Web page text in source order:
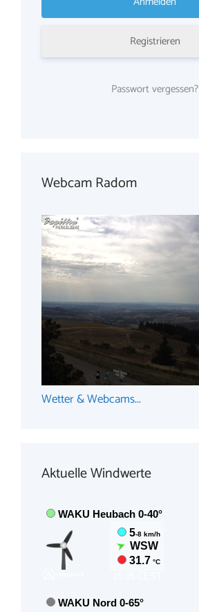
Registrieren
Passwort vergessen?
Webcam Radom
Wetter & Webcams...
Aktuelle Windwerte